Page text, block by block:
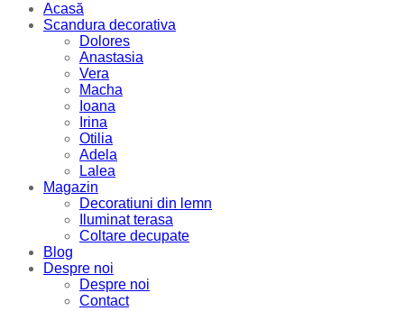
Acasă
Scandura decorativa
Dolores
Anastasia
Vera
Macha
Ioana
Irina
Otilia
Adela
Lalea
Magazin
Decoratiuni din lemn
Iluminat terasa
Coltare decupate
Blog
Despre noi
Despre noi
Contact